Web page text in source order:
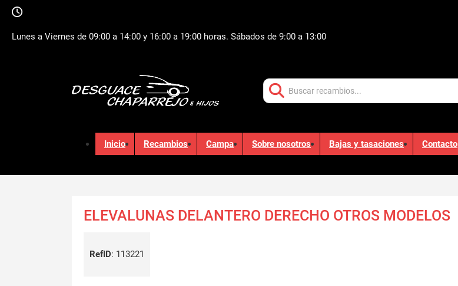
Lunes a Viernes de 09:00 a 14:00 y 16:00 a 19:00 horas. Sábados de 9:00 a 13:00
Inicio Recambios Campa Sobre nosotros Bajas y tasaciones Contacto
ELEVALUNAS DELANTERO DERECHO OTROS MODELOS
RefID: 113221